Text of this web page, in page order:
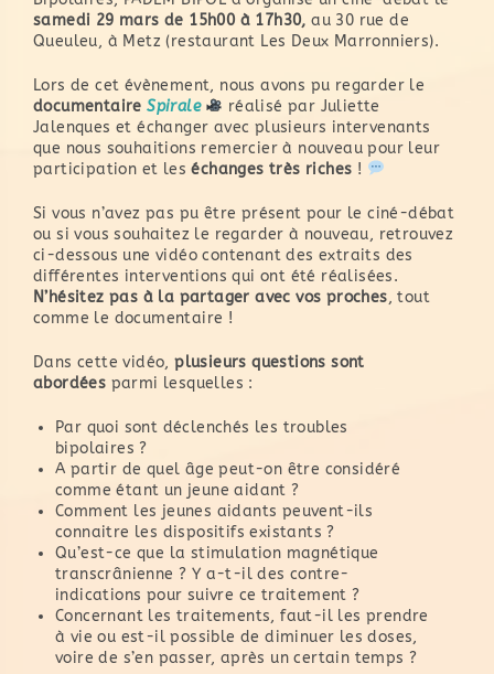
samedi 29 mars de 15h00 à 17h30,au 30 rue de
Queuleu, à Metz (restaurant Les Deux Marronniers).
Lors de cet évènement, nous avons pu regarder le
documentaireSpirale
réalisé par Juliette
Jalenques et échanger avec plusieurs intervenants
que nous souhaitions remercier à nouveau pour leur
participation et leséchanges très riches !
Si vous n’avez pas pu être présent pour le ciné-débat
ou si vous souhaitez le regarder à nouveau, retrouvez
ci-dessous une vidéo contenant des extraits des
différentes interventions qui ont été réalisées.
N’hésitez pas à la partager avec vos proches, tout
comme le documentaire !
Dans cette vidéo,plusieurs questions sont
abordées parmi lesquelles :
Par quoi sont déclenchés les troubles
bipolaires ?
A partir de quel âge peut-on être considéré
comme étant un jeune aidant ?
Comment les jeunes aidants peuvent-ils
connaitre les dispositifs existants ?
Qu’est-ce que la stimulation magnétique
transcrânienne ? Y a-t-il des contre-
indications pour suivre ce traitement ?
Concernant les traitements, faut-il les prendre
à vie ou est-il possible de diminuer les doses,
voire de s’en passer, après un certain temps ?